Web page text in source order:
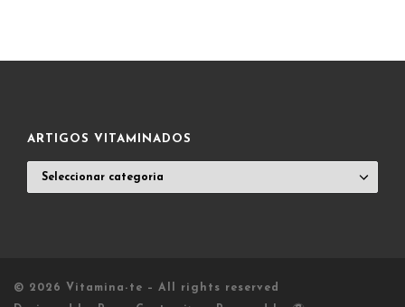
ARTIGOS VITAMINADOS
VITAMINADOS
© 2026 Vitamina-te – All rights reserved